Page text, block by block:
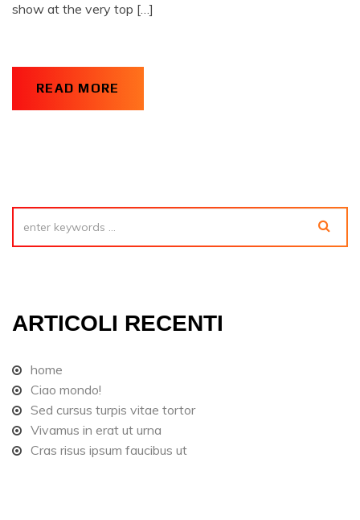
show at the very top […]
READ MORE
ARTICOLI RECENTI
home
Ciao mondo!
Sed cursus turpis vitae tortor
Vivamus in erat ut urna
Cras risus ipsum faucibus ut